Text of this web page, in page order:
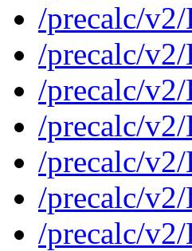
/precalc/
/precalc/
/precalc/
/precalc/
/precalc/
/precalc/
/precalc/